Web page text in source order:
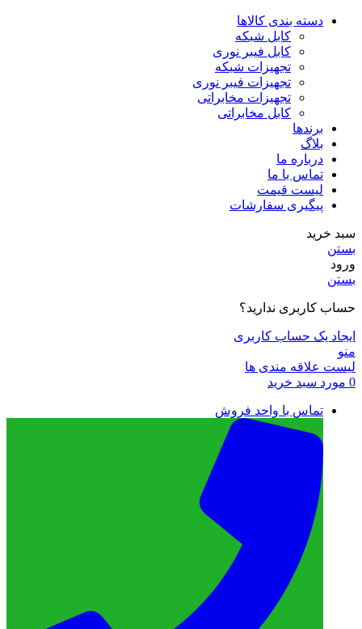
دسته بندی کالاها
کابل شبکه
کابل فیبر نوری
تجهیزات شبکه
تجهیزات فیبر نوری
تجهیزات مخابراتی
کابل مخابراتی
برندها
بلاگ
درباره ما
تماس با ما
لیست قیمت
پیگیری سفارشات
سبد خرید
بستن
ورود
بستن
حساب کاربری ندارید؟
ایجاد یک حساب کاربری
منو
لیست علاقه مندی ها
0 مورد سبد خرید
تماس با واحد فروش